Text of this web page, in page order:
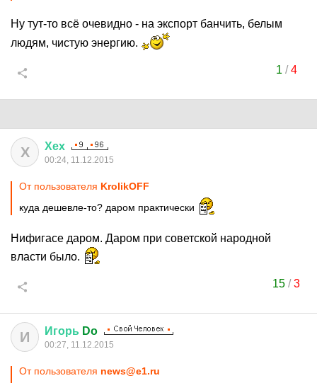
Ну тут-то всё очевидно - на экспорт банчить, белым
людям, чистую энергию.
1 /4
Х Хех
00:24, 11.12.2015
От пользователя KrolikOFF
куда дешевле-то? даром практически
Нифигасе даром. Даром при советской народной
власти было.
15 /3
И Игорь Do
00:27, 11.12.2015
От пользователя news@e1.ru